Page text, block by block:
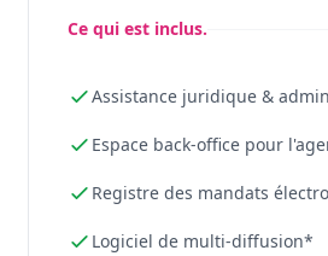
Ce qui est inclus.
Assistance juridique &
Espace back-office pour
Registre des mandats
Logiciel de multi-diffusion*